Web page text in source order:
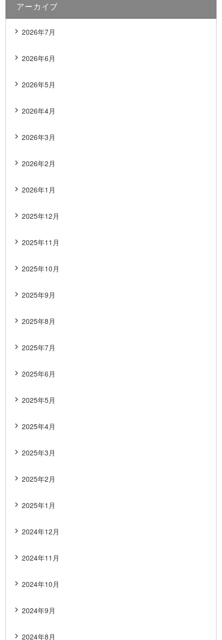
アーカイブ
2026年7月
2026年6月
2026年5月
2026年4月
2026年3月
2026年2月
2026年1月
2025年12月
2025年11月
2025年10月
2025年9月
2025年8月
2025年7月
2025年6月
2025年5月
2025年4月
2025年3月
2025年2月
2025年1月
2024年12月
2024年11月
2024年10月
2024年9月
2024年8月